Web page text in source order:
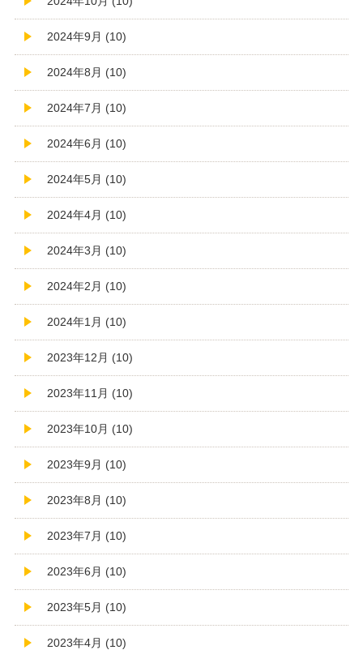
2024年9月 (10)
2024年8月 (10)
2024年7月 (10)
2024年6月 (10)
2024年5月 (10)
2024年4月 (10)
2024年3月 (10)
2024年2月 (10)
2024年1月 (10)
2023年12月 (10)
2023年11月 (10)
2023年10月 (10)
2023年9月 (10)
2023年8月 (10)
2023年7月 (10)
2023年6月 (10)
2023年5月 (10)
2023年4月 (10)